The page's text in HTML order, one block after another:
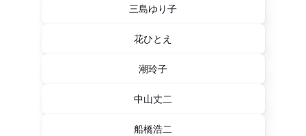
三島ゆり子
花ひとえ
潮玲子
中山丈二
船橋浩二